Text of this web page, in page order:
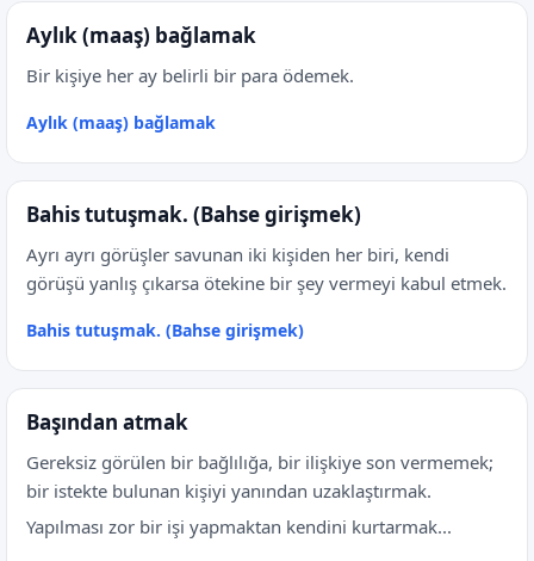
Aylık (maaş) bağlamak
Bir kişiye her ay belirli bir para ödemek.
Aylık (maaş) bağlamak
Bahis tutuşmak. (Bahse girişmek)
Ayrı ayrı görüşler savunan iki kişiden her biri, kendi
görüşü yanlış çıkarsa ötekine bir şey vermeyi kabul etmek.
Bahis tutuşmak. (Bahse girişmek)
Başından atmak
Gereksiz görülen bir bağlılığa, bir ilişkiye son vermemek;
bir istekte bulunan kişiyi yanından uzaklaştırmak.
Yapılması zor bir işi yapmaktan kendini kurtarmak...